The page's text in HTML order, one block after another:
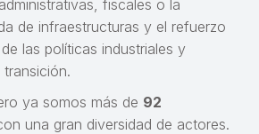
fiscales o la
de infraestructuras y el refuerzo
las políticas industriales y
ya somos más de 92
con una gran diversidad de actores.